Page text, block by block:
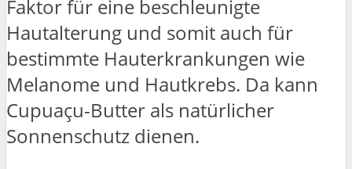
Faktor für eine beschleunigte
Hautalterung und somit auch für
bestimmte Hauterkrankungen wie
Melanome und Hautkrebs. Da kann
Cupuaçu-Butter als natürlicher
Sonnenschutz dienen.